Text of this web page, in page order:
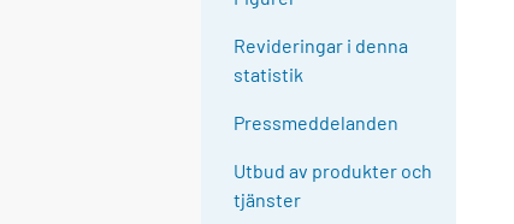
Revideringar i denna
statistik
Pressmeddelanden
Utbud av produkter och
tjänster